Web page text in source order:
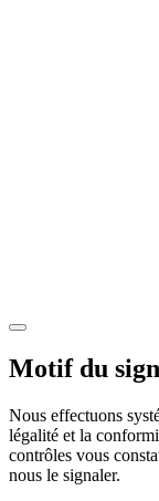
Motif du
Nous effectuons
légalité et la
contrôles vous
nous le signaler.